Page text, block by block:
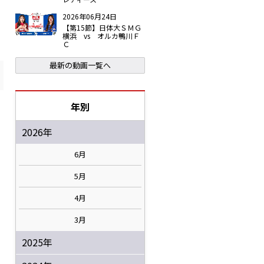
2026年06月24日
【第15節】日体大ＳＭＧ
横浜 vs オルカ鴨川Ｆ
Ｃ
最新の動画一覧へ
年別
2026年
6月
5月
4月
3月
2025年